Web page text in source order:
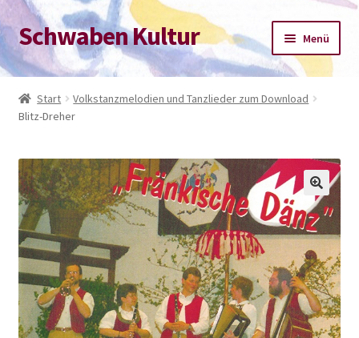
Zur
Navigation
springen
Zum
Inhalt
springen
Schwaben Kultur Menü
Start
Datenschutz-Bestimmungen
Impressum
Kasse
Mein Konto
Warenkorb
Start
Volkstanzmelodien und Tanzlieder zum Download
Blitz-Dreher